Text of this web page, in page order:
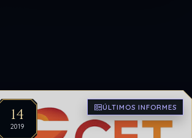
14
2019
ÚLTIMOS INFORMES